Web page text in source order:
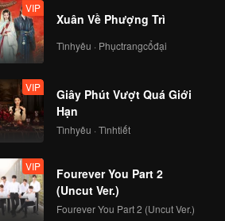
VIP
Xuân Về Phượng Trì
Tìnhyêu · Phụctrangcổđại
VIP
Giây Phút Vượt Quá Giới
Hạn
Tìnhyêu · Tìnhtiết
VIP
Fourever You Part 2
(Uncut Ver.)
Fourever You Part 2 (Uncut Ver.)